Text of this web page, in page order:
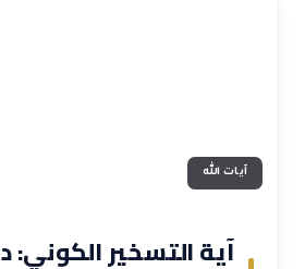
آيات الله
آية التسخير الكوني: